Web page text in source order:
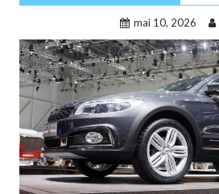
mai 10, 2026